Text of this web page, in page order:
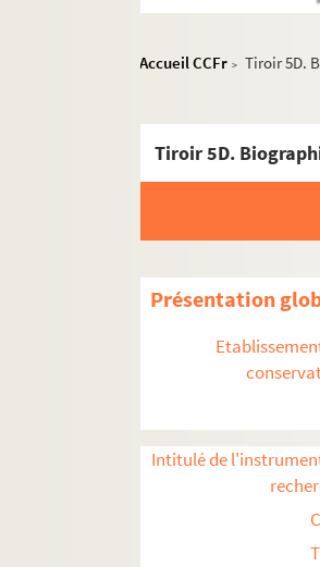
Accueil CCFr > Tiroir 5D.
Tiroir 5D.
Présentation
Intitulé de